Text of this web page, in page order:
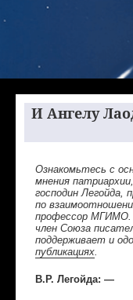
И Ангелу
Ознакомьтесь с
мнения
господин Легойда,
по
профессор МГИМО.
член Союза
поддерживает и
публикациях.
В.Р. Легойда: —